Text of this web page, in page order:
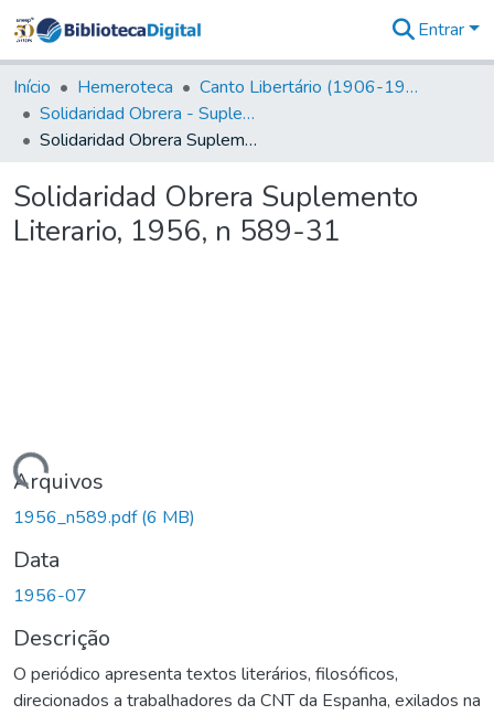
&
Coleções
Tudo na
Biblioteca
Estatísticas
Entrar
Início Hemeroteca
Canto Libertário (1906-1995)
Solidaridad Obrera - Suplemento Literario
Solidaridad Obrera Suplemento Literario, 1956, n 589-31
Solidaridad Obrera Suplemento
Literario, 1956, n 589-31
Arquivos
1956_n589.pdf(6 MB)
Data
1956-07
Descrição
O periódico apresenta textos literários, filosóficos,
direcionados a trabalhadores da CNT da Espanha, exilados na